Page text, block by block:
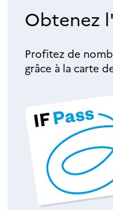
Obtenez
Profitez de
grâce à la carte